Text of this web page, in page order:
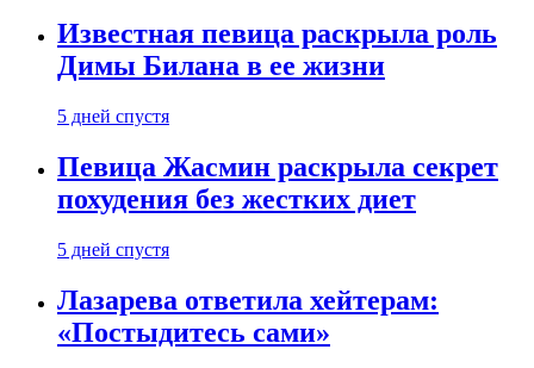
Известная певица раскрыла роль
Димы Билана в ее жизни
5 дней спустя
Певица Жасмин раскрыла секрет
похудения без жестких диет
5 дней спустя
Лазарева ответила хейтерам:
«Постыдитесь сами»